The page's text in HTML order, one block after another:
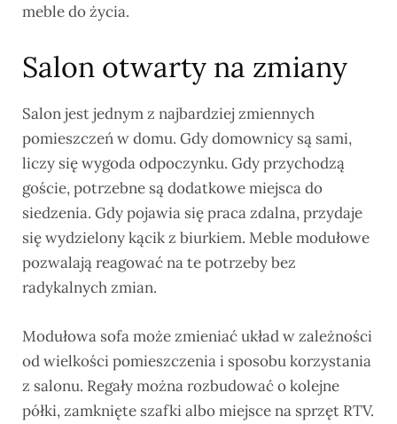
meble do życia.
Salon otwarty na zmiany
Salon jest jednym z najbardziej zmiennych
pomieszczeń w domu. Gdy domownicy są sami,
liczy się wygoda odpoczynku. Gdy przychodzą
goście, potrzebne są dodatkowe miejsca do
siedzenia. Gdy pojawia się praca zdalna, przydaje
się wydzielony kącik z biurkiem. Meble modułowe
pozwalają reagować na te potrzeby bez
radykalnych zmian.
Modułowa sofa może zmieniać układ w zależności
od wielkości pomieszczenia i sposobu korzystania
z salonu. Regały można rozbudować o kolejne
półki, zamknięte szafki albo miejsce na sprzęt RTV.